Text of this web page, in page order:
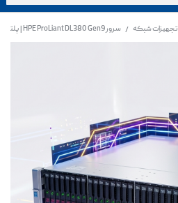
تجهیزات شبکه / سرور HPE ProLiant DL380 Gen9 | پلتفرم 2U پردازشی با پشتیبانی از Xeon E5 v3/v4